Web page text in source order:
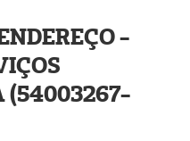
-
(54003267-